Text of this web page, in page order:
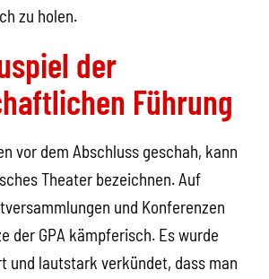
zu holen.
der
Führung
vor dem Abschluss geschah, kann
Theater bezeichnen. Auf
und Konferenzen
der GPA kämpferisch. Es wurde
und lautstark verkündet, dass man